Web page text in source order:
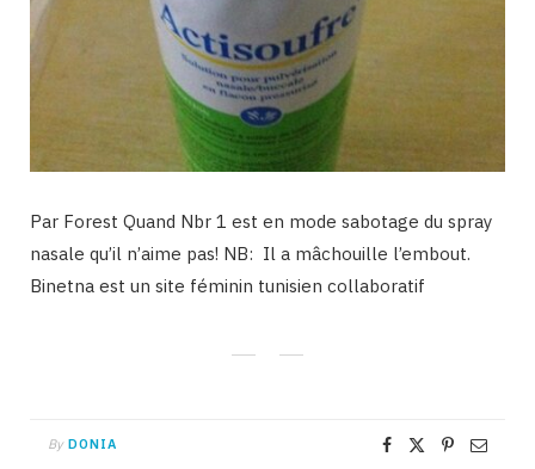
Par Forest Quand Nbr 1 est en mode sabotage du spray
nasale qu’il n’aime pas! NB: Il a mâchouille l’embout.
Binetna est un site féminin tunisien collaboratif
By DONIA